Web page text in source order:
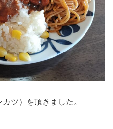
ツ）を頂きました。